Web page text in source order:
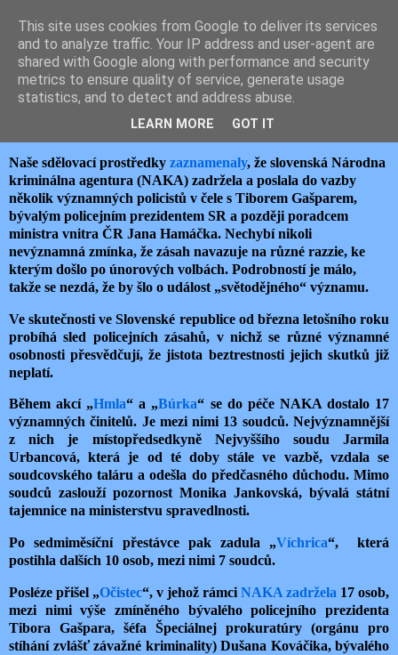
JEMELIK ZDENĚK
středa 11. listopadu 2020
SLOVENSKÉ ZEMĚTŘESENÍ
Naše sdělovací prostředky zaznamenaly, že slovenská Národna
kriminálna agentura (NAKA) zadržela a poslala do vazby
několik významných policistů v čele s Tiborem Gašparem,
bývalým policejním prezidentem SR a později poradcem
ministra vnitra ČR Jana Hamáčka. Nechybí nikoli
nevýznamná zmínka, že zásah navazuje na různé razzie, ke
kterým došlo po únorových volbách. Podrobností je málo,
takže se nezdá, že by šlo o událost „světodějného“ významu.
Ve skutečnosti ve Slovenské republice od března letošního roku
probíhá sled policejních zásahů, v nichž se různé významné
osobnosti přesvědčují, že jistota beztrestnosti jejich skutků již
neplatí.
Během akcí „Hmla“ a „Búrka“ se do péče NAKA dostalo 17
významných činitelů. Je mezi nimi 13 soudců. Nejvýznamnější
z nich je místopředsedkyně Nejvyššího soudu Jarmila
Urbancová, která je od té doby stále ve vazbě, vzdala se
soudcovského taláru a odešla do předčasného důchodu. Mimo
soudců zaslouží pozornost Monika Jankovská, bývalá státní
tajemnice na ministerstvu spravedlnosti.
Po sedmiměsíční přestávce pak zadula „Víchrica“, která
postihla dalších 10 osob, mezi nimi 7 soudců.
Posléze přišel „Očistec“, v jehož rámci NAKA zadržela 17 osob,
mezi nimi výše zmíněného bývalého policejního prezidenta
Tibora Gašpara, šéfa Špeciálnej prokuratúry (orgánu pro
stíhání zvlášť závažné kriminality) Dušana Kováčika, bývalého
This site uses cookies from Google to deliver its services
and to analyze traffic. Your IP address and user-agent are
shared with Google along with performance and security
metrics to ensure quality of service, generate usage
statistics, and to detect and address abuse.
LEARN MORE GOT IT